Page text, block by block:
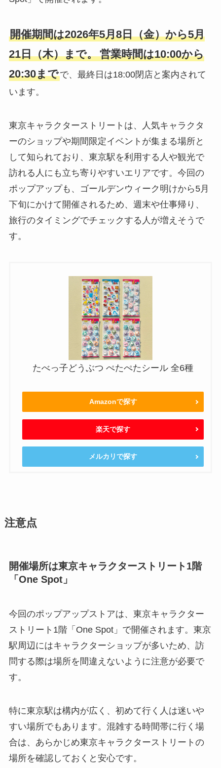
開催期間は2026年5月8日（金）から5月
21日（木）まで。営業時間は10:00から
20:30までで、最終日は18:00閉店と案内されて
います。
東京キャラクターストリートは、人気キャラクタ
ーのショップや期間限定イベントが集まる場所と
して知られており、東京駅を利用する人や観光で
訪れる人にも立ち寄りやすいエリアです。今回の
ポップアップも、ゴールデンウィーク明けから5月
下旬にかけて開催されるため、週末や仕事帰り、
旅行のタイミングでチェックする人が増えそうで
す。
たべっ子どうぶつ ぺたぺたシール 全6種
Amazonで探す
楽天で探す
メルカリで探す
注意点
開催場所は東京キャラクターストリート1階
「One Spot」
今回のポップアップストアは、東京キャラクター
ストリート1階「One Spot」で開催されます。東京
駅周辺にはキャラクターショップが多いため、訪
問する際は場所を間違えないように注意が必要で
す。
特に東京駅は構内が広く、初めて行く人は迷いや
すい場所でもあります。混雑する時間帯に行く場
合は、あらかじめ東京キャラクターストリートの
場所を確認しておくと安心です。